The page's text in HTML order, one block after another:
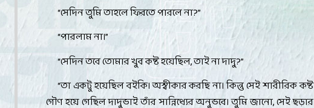
“সেদিন তুমি তাহলে ফিরতে পারলে না?”
“পারলাম না।”
“সেদিন তবে তোমার খুব কষ্ট হয়েছিল,তাই না দাদু?”
“তা একটু হয়েছিল বইকি। অস্বীকার করছি না। কিন্তু সেই শারীরিক কষ্ট
গৌণ হয়ে গেছিল দাদুভাই তাঁর সান্নিধ্যের অনুভবে। তুমি জানো,সেই ছড়ার